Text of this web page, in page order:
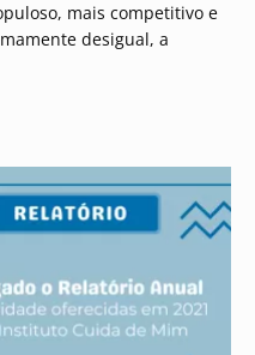
mais competitivo e
desigual, a